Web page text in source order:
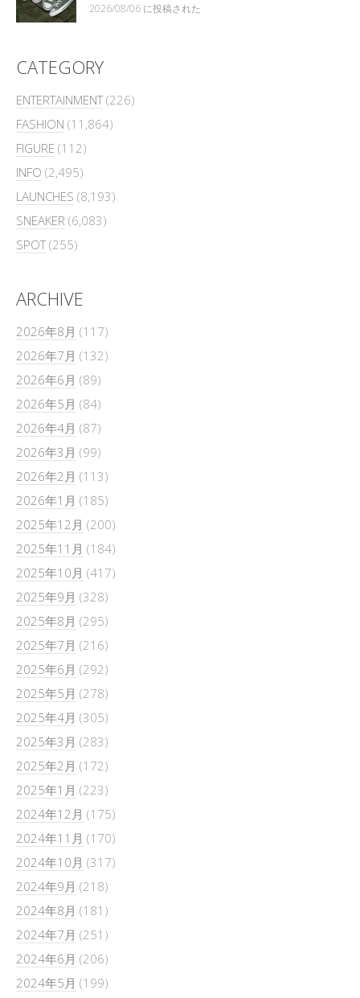
2026/08/06 に投稿された
CATEGORY
ENTERTAINMENT(226)
FASHION (11,864)
FIGURE (112)
INFO (2,495)
LAUNCHES (8,193)
SNEAKER (6,083)
SPOT(255)
ARCHIVE
2026年8月 (117)
2026年7月 (132)
2026年6月 (89)
2026年5月 (84)
2026年4月 (87)
2026年3月 (99)
2026年2月 (113)
2026年1月 (185)
2025年12月 (200)
2025年11月 (184)
2025年10月 (417)
2025年9月 (328)
2025年8月 (295)
2025年7月 (216)
2025年6月 (292)
2025年5月 (278)
2025年4月 (305)
2025年3月 (283)
2025年2月 (172)
2025年1月 (223)
2024年12月 (175)
2024年11月 (170)
2024年10月 (317)
2024年9月 (218)
2024年8月 (181)
2024年7月 (251)
2024年6月 (206)
2024年5月 (199)